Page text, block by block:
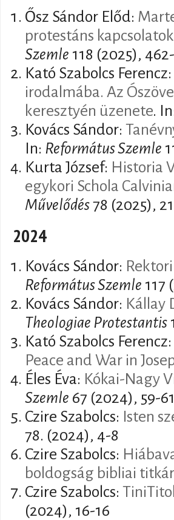
Ősz Sándor Előd:
protestáns
Szemle 118 (2025),
Kató Szabolcs Ferencz:
irodalmába. Az
keresztyén üzenete.
Kovács Sándor:
In: Református Szemle
Kurta József: Historia
egykori Schola
Művelődés78 (2025),
2024
Kovács Sándor:
Református Szemle 117
Kovács Sándor: Kállay
Theologiae Protestantis
Kató Szabolcs Ferencz:
Peace and War in
Éles Éva: Kókai-Nagy
Szemle 67 (2024), 59-61
Czire Szabolcs: Isten
78. (2024), 4-8
Czire Szabolcs:
boldogság bibliai
Czire Szabolcs:
(2024), 16-16